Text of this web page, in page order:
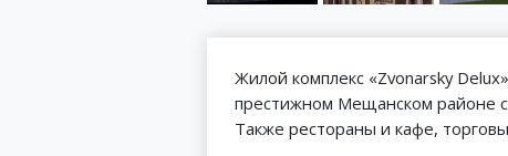
Жилой комплекс «Zvonarsky
престижном Мещанском районе
Также рестораны и кафе,